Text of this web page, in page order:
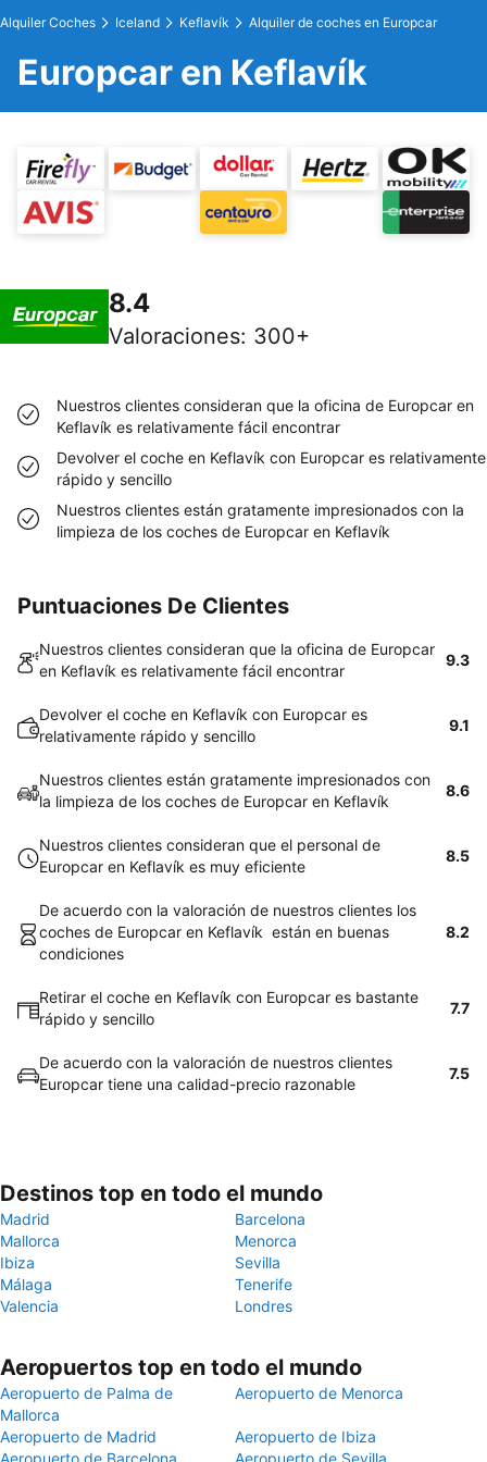
Alquiler Coches Iceland Keflavík Alquiler de coches en Europcar
Europcar en Keflavík
8.4
Valoraciones: 300+
Nuestros clientes consideran que la oficina de Europcar en
Keflavík es relativamente fácil encontrar
Devolver el coche en Keflavík con Europcar es relativamente
rápido y sencillo
Nuestros clientes están gratamente impresionados con la
limpieza de los coches de Europcar en Keflavík
Puntuaciones De Clientes
Nuestros clientes consideran que la oficina de Europcar
en Keflavík es relativamente fácil encontrar
9.3
Devolver el coche en Keflavík con Europcar es
relativamente rápido y sencillo
9.1
Nuestros clientes están gratamente impresionados con
la limpieza de los coches de Europcar en Keflavík
8.6
Nuestros clientes consideran que el personal de
Europcar en Keflavík es muy eficiente
8.5
De acuerdo con la valoración de nuestros clientes los
coches de Europcar en Keflavík están en buenas
condiciones
8.2
Retirar el coche en Keflavík con Europcar es bastante
rápido y sencillo
7.7
De acuerdo con la valoración de nuestros clientes
Europcar tiene una calidad-precio razonable
7.5
Destinos top en todo el mundo
Madrid
Barcelona
Mallorca
Menorca
Ibiza
Sevilla
Málaga
Tenerife
Valencia
Londres
Aeropuertos top en todo el mundo
Aeropuerto de Palma de
Mallorca
Aeropuerto de Menorca
Aeropuerto de Madrid
Aeropuerto de Ibiza
Aeropuerto de Barcelona
Aeropuerto de Sevilla